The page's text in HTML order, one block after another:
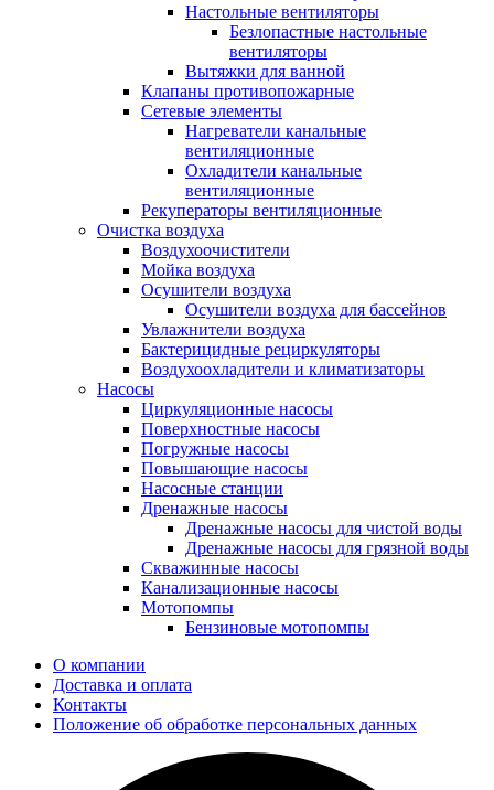
Настольные вентиляторы
Безлопастные настольные
вентиляторы
Вытяжки для ванной
Клапаны противопожарные
Сетевые элементы
Нагреватели канальные
вентиляционные
Охладители канальные
вентиляционные
Рекуператоры вентиляционные
Очистка воздуха
Воздухоочистители
Мойка воздуха
Осушители воздуха
Осушители воздуха для бассейнов
Увлажнители воздуха
Бактерицидные рециркуляторы
Воздухоохладители и климатизаторы
Насосы
Циркуляционные насосы
Поверхностные насосы
Погружные насосы
Повышающие насосы
Насосные станции
Дренажные насосы
Дренажные насосы для чистой воды
Дренажные насосы для грязной воды
Скважинные насосы
Канализационные насосы
Мотопомпы
Бензиновые мотопомпы
О компании
Доставка и оплата
Контакты
Положение об обработке персональных данных